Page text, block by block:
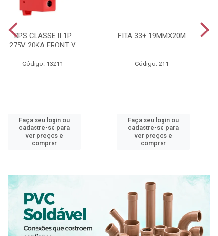
DPS CLASSE II 1P
275V 20KA FRONT V
Código: 13211
Faça seu login ou
cadastre-se para
ver preços e
comprar
FITA 33+ 19MMX20M
Código: 211
Faça seu login ou
cadastre-se para
ver preços e
comprar